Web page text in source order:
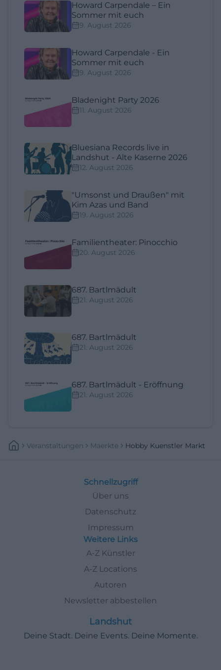
Howard Carpendale – Ein
Sommer mit euch
9. August 2026
Howard Carpendale - Ein
Sommer mit euch
9. August 2026
Bladenight Party 2026
11. August 2026
Bluesiana Records live in
Landshut - Alte Kaserne 2026
12. August 2026
"Umsonst und Draußen" mit
Kim Azas und Band
19. August 2026
Familientheater: Pinocchio
20. August 2026
687. Bartlmädult
21. August 2026
687. Bartlmädult
21. August 2026
687. Bartlmädult - Eröffnung
21. August 2026
Veranstaltungen Maerkte Hobby Kuenstler Markt
Schnellzugriff
Über uns
Datenschutz
Impressum
Weitere Links
A-Z Künstler
A-Z Locations
Autoren
Newsletter abbestellen
Landshut
Deine Stadt. Deine Events. Deine Momente.